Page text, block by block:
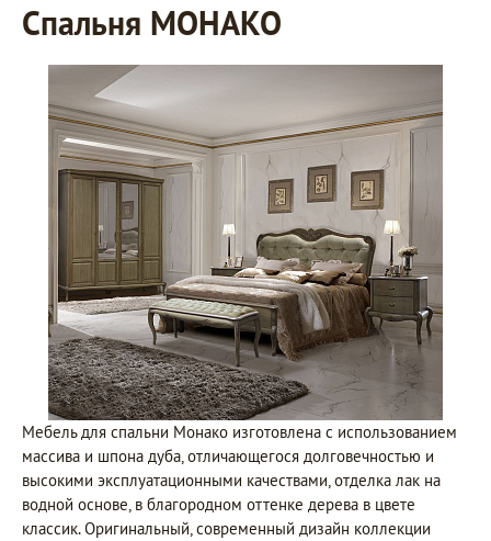
Спальня МОНАКО
Мебель для спальни Монако изготовлена с использованием
массива и шпона дуба, отличающегося долговечностью и
высокими эксплуатационными качествами, отделка лак на
водной основе, в благородном оттенке дерева в цвете
классик. Оригинальный, современный дизайн коллекции